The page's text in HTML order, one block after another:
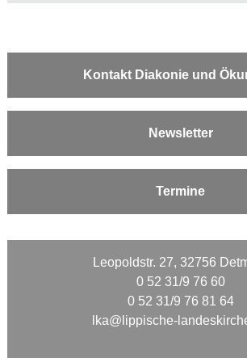
Kontakt Diakonie und
Newsletter
Termine
Leopoldstr. 27, 32756
0 52 31/9 76 60
0 52 31/9 76 81 64
lka@lippische-